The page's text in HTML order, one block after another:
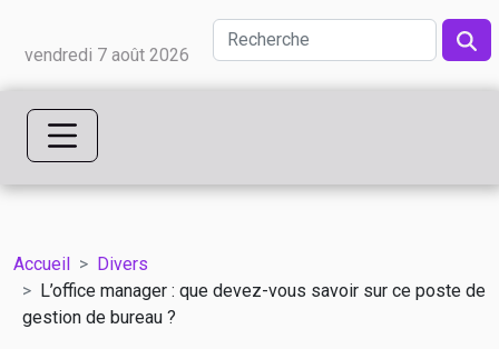
vendredi 7 août 2026
Accueil
Divers
L’office manager : que devez-vous savoir sur ce poste de
gestion de bureau ?